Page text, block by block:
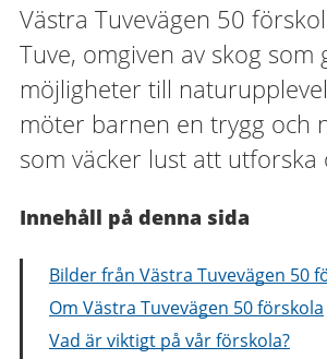
Västra Tuvevägen 50
Tuve, omgiven av skog som
möjligheter till
möter barnen en trygg och
som väcker lust att utforska
Innehåll på denna sida
Bilder från Västra Tuvevägen 50
Om Västra Tuvevägen 50 förskola
Vad är viktigt på vår förskola?